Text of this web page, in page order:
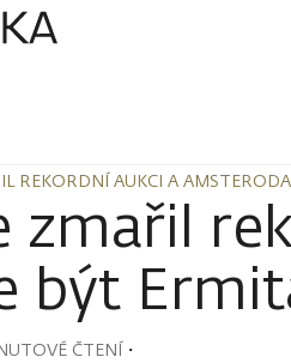
REKORDNÍ AUKCI A
REKORDNÍ AUKCI A
zmařil
být
ČTENÍ・